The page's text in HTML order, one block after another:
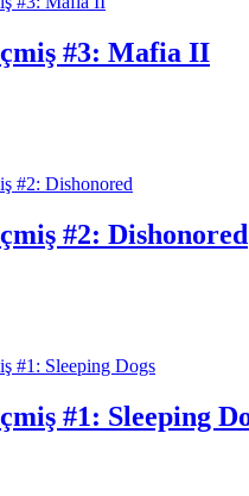
#3: Mafia II
#2: Dishonored
#1: Sleeping